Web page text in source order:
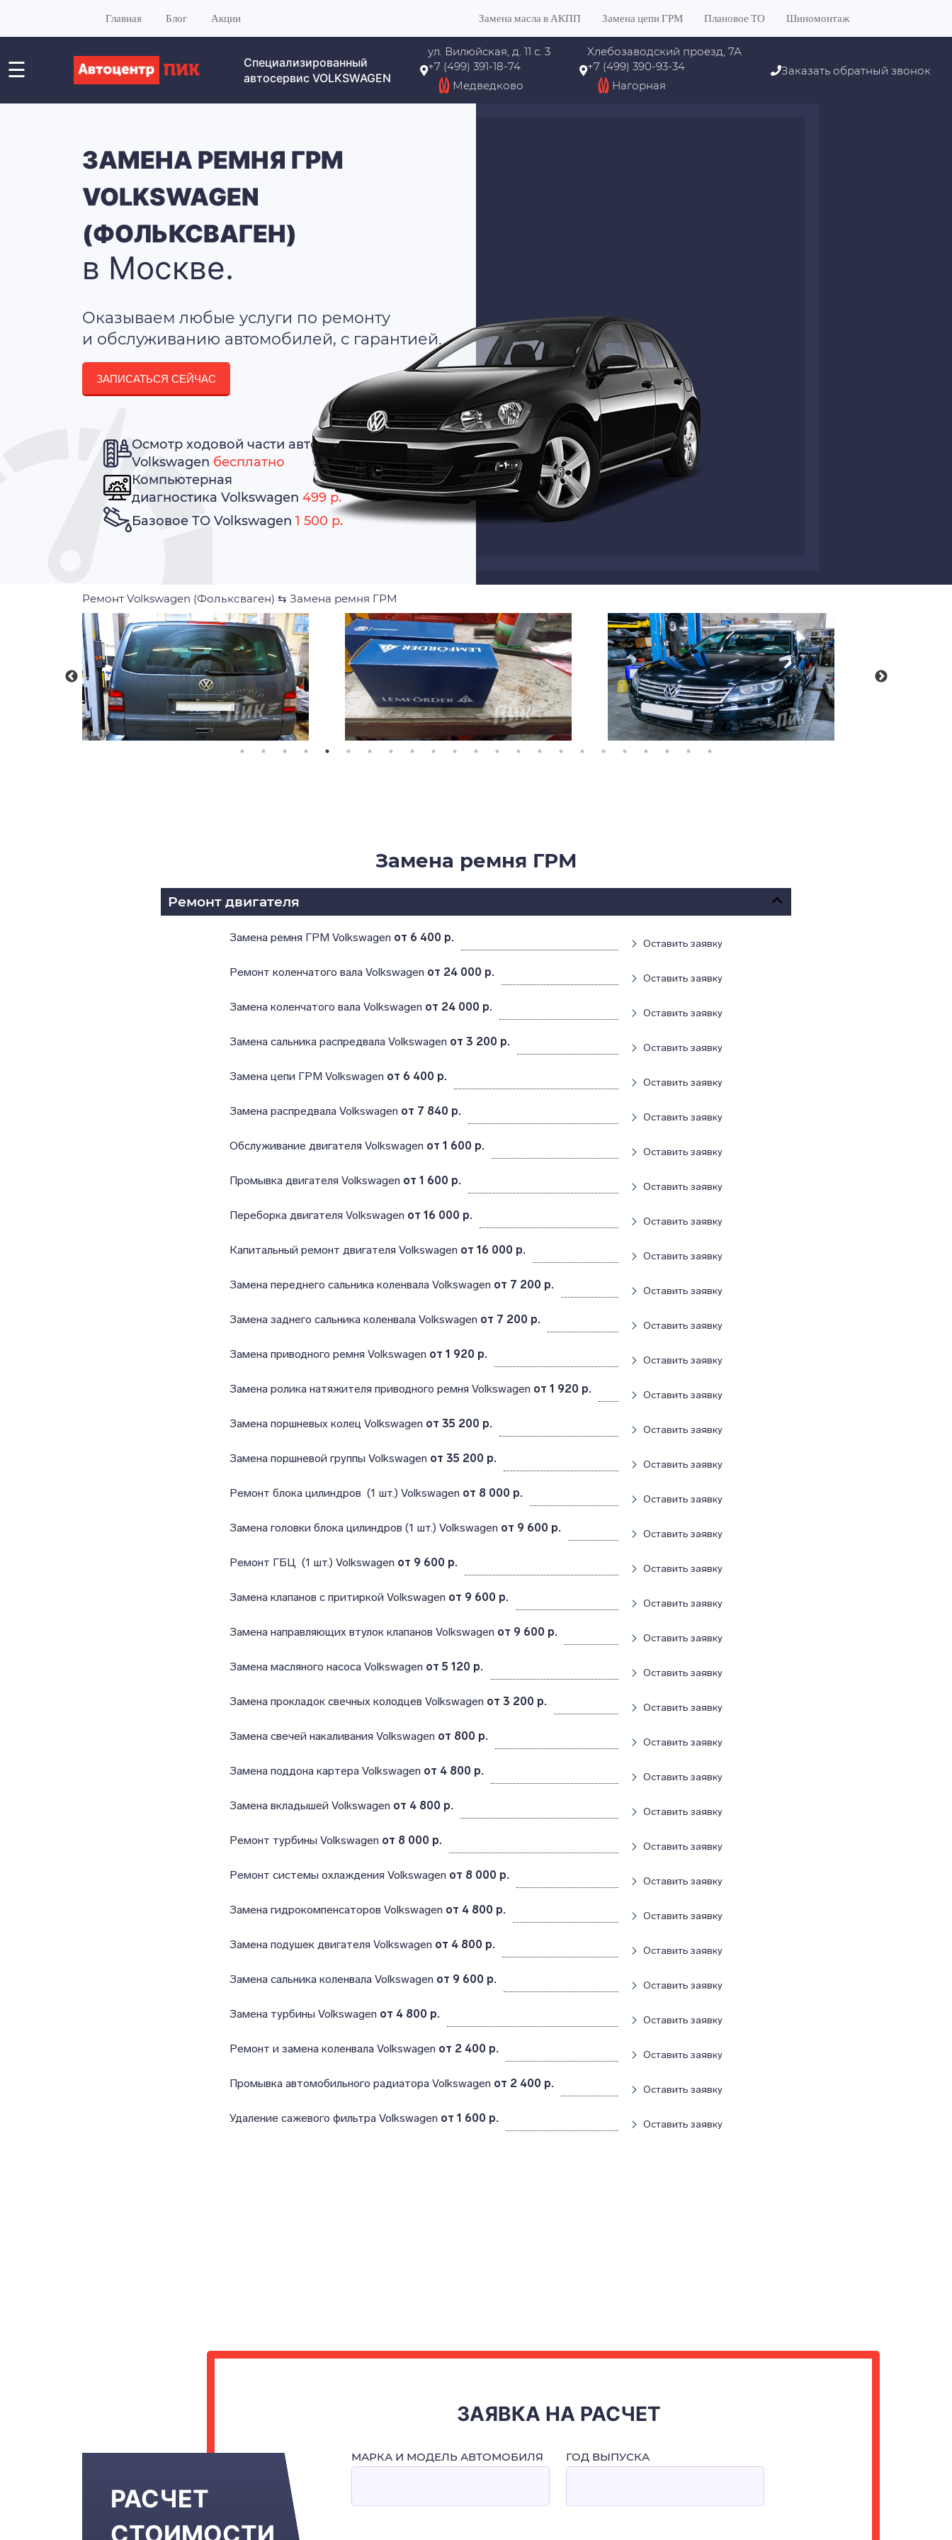
Главная Блог Акции Замена масла в АКПП Замена цепи ГРМ Плановое ТО Шиномонтаж
☰
Специализированный
автосервис VOLKSWAGEN
ул. Вилюйская, д. 11 с. 3
+7 (499) 391-18-74
Медведково
Хлебозаводский проезд, 7А
+7 (499) 390-93-34
Нагорная
Заказать обратный звонок
ЗАМЕНА РЕМНЯ ГРМ
VOLKSWAGEN
(ФОЛЬКСВАГЕН)
в Москве.
Оказываем любые услуги по ремонту
и обслуживанию автомобилей, с гарантией.
ЗАПИСАТЬСЯ СЕЙЧАС
Осмотр ходовой части авто
Volkswagen бесплатно
Компьютерная
диагностика Volkswagen 499 р.
Базовое ТО Volkswagen 1 500 р.
Ремонт Volkswagen (Фольксваген) ⇆ Замена ремня ГРМ
Замена ремня ГРМ
Ремонт двигателя
Замена ремня ГРМ Volkswagen от 6 400 р. Оставить заявку
Ремонт коленчатого вала Volkswagen от 24 000 р. Оставить заявку
Замена коленчатого вала Volkswagen от 24 000 р. Оставить заявку
Замена сальника распредвала Volkswagen от 3 200 р. Оставить заявку
Замена цепи ГРМ Volkswagen от 6 400 р. Оставить заявку
Замена распредвала Volkswagen от 7 840 р. Оставить заявку
Обслуживание двигателя Volkswagen от 1 600 р. Оставить заявку
Промывка двигателя Volkswagen от 1 600 р. Оставить заявку
Переборка двигателя Volkswagen от 16 000 р. Оставить заявку
Капитальный ремонт двигателя Volkswagen от 16 000 р. Оставить заявку
Замена переднего сальника коленвала Volkswagen от 7 200 р. Оставить заявку
Замена заднего сальника коленвала Volkswagen от 7 200 р. Оставить заявку
Замена приводного ремня Volkswagen от 1 920 р. Оставить заявку
Замена ролика натяжителя приводного ремня Volkswagen от 1 920 р. Оставить заявку
Замена поршневых колец Volkswagen от 35 200 р. Оставить заявку
Замена поршневой группы Volkswagen от 35 200 р. Оставить заявку
Ремонт блока цилиндров (1 шт.) Volkswagen от 8 000 р. Оставить заявку
Замена головки блока цилиндров (1 шт.) Volkswagen от 9 600 р. Оставить заявку
Ремонт ГБЦ (1 шт.) Volkswagen от 9 600 р. Оставить заявку
Замена клапанов с притиркой Volkswagen от 9 600 р. Оставить заявку
Замена направляющих втулок клапанов Volkswagen от 9 600 р. Оставить заявку
Замена масляного насоса Volkswagen от 5 120 р. Оставить заявку
Замена прокладок свечных колодцев Volkswagen от 3 200 р. Оставить заявку
Замена свечей накаливания Volkswagen от 800 р. Оставить заявку
Замена поддона картера Volkswagen от 4 800 р. Оставить заявку
Замена вкладышей Volkswagen от 4 800 р. Оставить заявку
Ремонт турбины Volkswagen от 8 000 р. Оставить заявку
Ремонт системы охлаждения Volkswagen от 8 000 р. Оставить заявку
Замена гидрокомпенсаторов Volkswagen от 4 800 р. Оставить заявку
Замена подушек двигателя Volkswagen от 4 800 р. Оставить заявку
Замена сальника коленвала Volkswagen от 9 600 р. Оставить заявку
Замена турбины Volkswagen от 4 800 р. Оставить заявку
Ремонт и замена коленвала Volkswagen от 2 400 р. Оставить заявку
Промывка автомобильного радиатора Volkswagen от 2 400 р. Оставить заявку
Удаление сажевого фильтра Volkswagen от 1 600 р. Оставить заявку
РАСЧЕТ
СТОИМОСТИ
ЗАЯВКА НА РАСЧЕТ
МАРКА И МОДЕЛЬ АВТОМОБИЛЯ ГОД ВЫПУСКА